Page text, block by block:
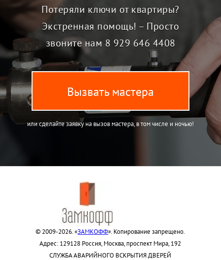
Потеряли ключи от квартиры?
Экстренная помощь! – Просто
звоните нам 8 929 646 4408
Вызвать мастера
или сделайте заявку на вызов мастера, в том числе и ночью!
© 2009-2026. «ЗАМКОФФ». Копирование запрещено.
Адрес: 129128 Россия, Москва, проспект Мира, 192
СЛУЖБА АВАРИЙНОГО ВСКРЫТИЯ ДВЕРЕЙ